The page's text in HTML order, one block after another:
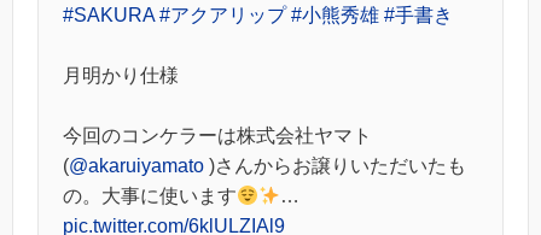
#SAKURA #アクアリップ #小熊秀雄 #手書き
月明かり仕様
今回のコンケラーは株式会社ヤマト
(@akaruiyamato )さんからお譲りいただいたも
の。大事に使います
…
pic.twitter.com/6klULZIAl9